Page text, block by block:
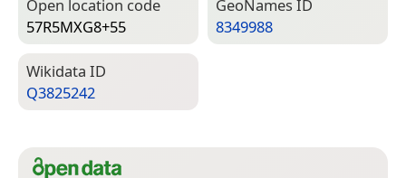
Open location code
57R5MXG8+55
Geo­Names ID
8349988
Wiki­data ID
Q3825242